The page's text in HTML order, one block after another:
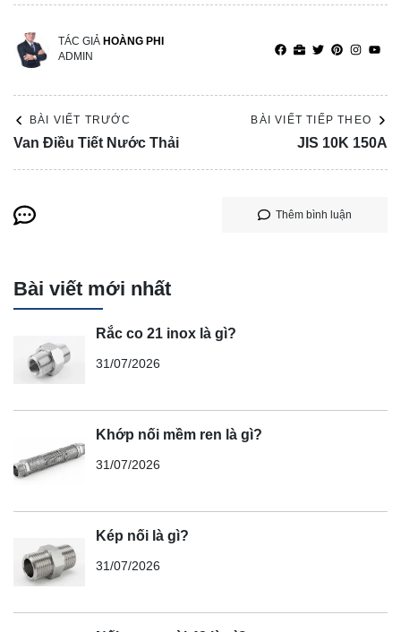
TÁC GIẢ HOÀNG PHI
ADMIN
BÀI VIẾT TRƯỚC
Van Điều Tiết Nước Thải
BÀI VIẾT TIẾP THEO
JIS 10K 150A
Thêm bình luận
Bài viết mới nhất
Rắc co 21 inox là gì?
31/07/2026
Khớp nối mềm ren là gì?
31/07/2026
Kép nối là gì?
31/07/2026